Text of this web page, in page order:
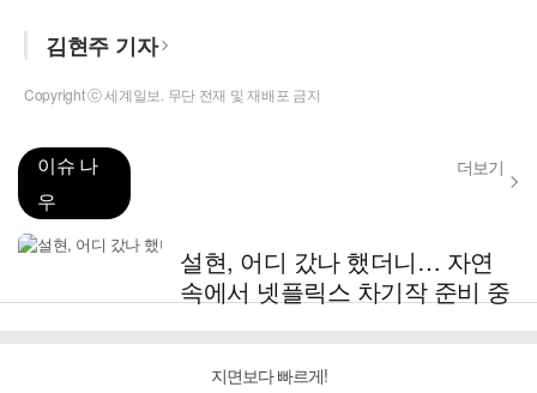
김현주 기자
Copyright ⓒ 세계일보. 무단 전재 및 재배포 금지
이슈 나
우
더보기
설현, 어디 갔나 했더니… 자연
속에서 넷플릭스 차기작 준비 중
지면보다 빠르게!